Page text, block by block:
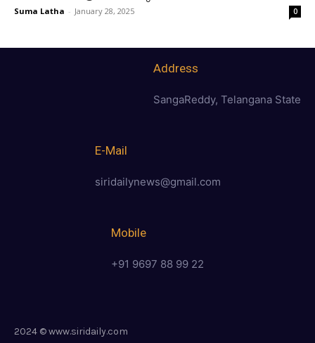
Suma Latha - January 28, 2025 0
Address
SangaReddy, Telangana State
E-Mail
siridailynews@gmail.com
Mobile
+91 9697 88 99 22
2024 © www.siridaily.com